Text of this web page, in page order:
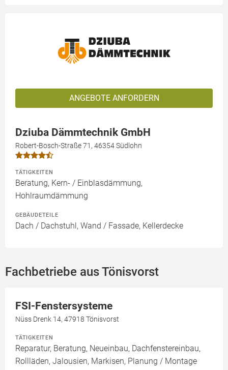
ANGEBOTE ANFORDERN
Dziuba Dämmtechnik GmbH
Robert-Bosch-Straße 71, 46354 Südlohn
TÄTIGKEITEN
Beratung, Kern- / Einblasdämmung,
Hohlraumdämmung
GEBÄUDETEILE
Dach / Dachstuhl, Wand / Fassade, Kellerdecke
Fachbetriebe aus Tönisvorst
FSI-Fenstersysteme
Nüss Drenk 14, 47918 Tönisvorst
TÄTIGKEITEN
Reparatur, Beratung, Neueinbau, Dachfenstereinbau,
Rollläden, Jalousien, Markisen, Planung / Montage